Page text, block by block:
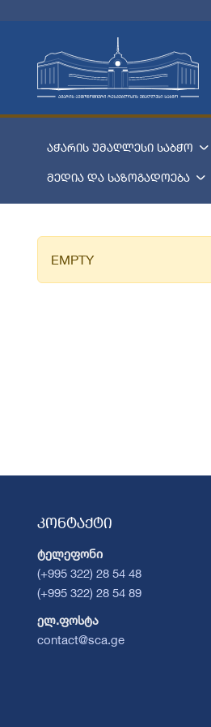
აჭარის უმაღლესი საბჭო
მედია და საზოგადოება
EMPTY
კონტაქტი
ტელეფონი
(+995 322) 28 54 48
(+995 322) 28 54 89
ელ.ფოსტა
contact@sca.ge